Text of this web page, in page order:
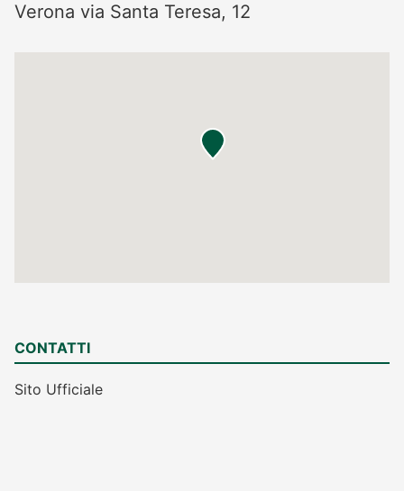
Verona via Santa Teresa, 12
CONTATTI
Sito Ufficiale